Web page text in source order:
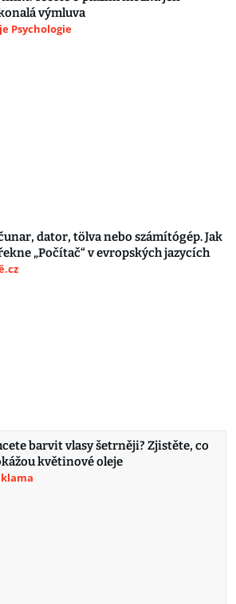
výmluva
Psychologie
dator, tölva nebo számítógép. Jak
„Počítač“ v evropských jazycích
barvit vlasy šetrněji? Zjistěte, co
květinové oleje